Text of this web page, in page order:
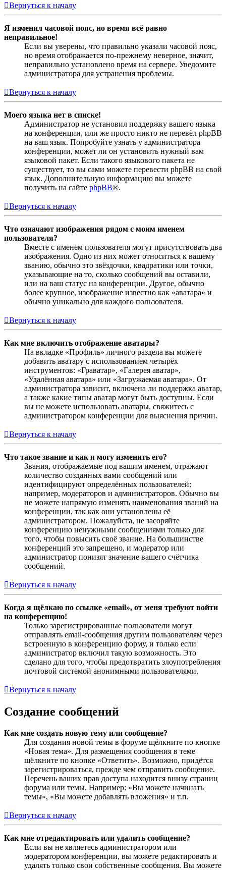
Вернуться к началу
Я изменил часовой пояс, но время всё равно
неправильное!
Если вы уверены, что правильно указали часовой пояс,
но время отображается по-прежнему неверное, значит,
неправильно установлено время на сервере. Уведомите
администратора для устранения проблемы.
Вернуться к началу
Моего языка нет в списке!
Администратор не установил поддержку вашего языка
на конференции, или же просто никто не перевёл phpBB
на ваш язык. Попробуйте узнать у администратора
конференции, может ли он установить нужный вам
языковой пакет. Если такого языкового пакета не
существует, то вы сами можете перевести phpBB на свой
язык. Дополнительную информацию вы можете
получить на сайте phpBB®.
Вернуться к началу
Что означают изображения рядом с моим именем
пользователя?
Вместе с именем пользователя могут присутствовать два
изображения. Одно из них может относиться к вашему
званию, обычно это звёздочки, квадратики или точки,
указывающие на то, сколько сообщений вы оставили,
или на ваш статус на конференции. Другое, обычно
более крупное, изображение известно как «аватара» и
обычно уникально для каждого пользователя.
Вернуться к началу
Как мне включить отображение аватары?
На вкладке «Профиль» личного раздела вы можете
добавить аватару с использованием четырёх
инструментов: «Граватар», «Галерея аватар»,
«Удалённая аватара» или «Загружаемая аватара». От
администратора зависит, включена ли поддержка аватар,
а также какие типы аватар могут быть доступны. Если
вы не можете использовать аватары, свяжитесь с
администратором конференции для выяснения причин.
Вернуться к началу
Что такое звание и как я могу изменить его?
Звания, отображаемые под вашим именем, отражают
количество созданных вами сообщений или
идентифицируют определённых пользователей:
например, модераторов и администраторов. Обычно вы
не можете напрямую изменять наименования званий на
конференции, так как они установлены её
администратором. Пожалуйста, не засоряйте
конференцию ненужными сообщениями только для
того, чтобы повысить своё звание. На большинстве
конференций это запрещено, и модератор или
администратор понизят значение вашего счётчика
сообщений.
Вернуться к началу
Когда я щёлкаю по ссылке «email», от меня требуют войти
на конференцию!
Только зарегистрированные пользователи могут
отправлять email-сообщения другим пользователям через
встроенную в конференцию форму, и только если
администратор включил такую возможность. Это
сделано для того, чтобы предотвратить злоупотребления
почтовой системой анонимными пользователями.
Вернуться к началу
Создание сообщений
Как мне создать новую тему или сообщение?
Для создания новой темы в форуме щёлкните по кнопке
«Новая тема». Для размещения сообщения в теме
щёлкните по кнопке «Ответить». Возможно, придётся
зарегистрироваться, прежде чем отправить сообщение.
Перечень ваших прав доступа находится внизу страниц
форума или темы. Например: «Вы можете начинать
темы», «Вы можете добавлять вложения» и т.п.
Вернуться к началу
Как мне отредактировать или удалить сообщение?
Если вы не являетесь администратором или
модератором конференции, вы можете редактировать и
удалять только свои собственные сообщения. Вы можете